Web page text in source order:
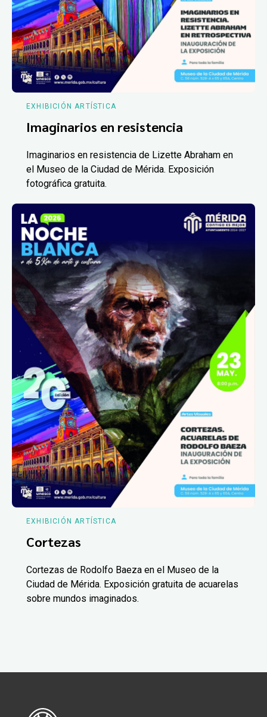
EXHIBICIÓN ARTÍSTICA
Imaginarios en resistencia
Imaginarios en resistencia de Lizette Abraham en
el Museo de la Ciudad de Mérida. Exposición
fotográfica gratuita.
EXHIBICIÓN ARTÍSTICA
Cortezas
Cortezas de Rodolfo Baeza en el Museo de la
Ciudad de Mérida. Exposición gratuita de acuarelas
sobre mundos imaginados.